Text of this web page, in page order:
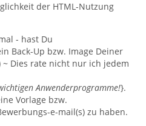
der HTML-Nutzung
- hast Du
Back-Up bzw. Image Deiner
Dies rate nicht nur ich jedem
Anwenderprogramme!}.
Vorlage bzw.
e-mail(s) zu haben.